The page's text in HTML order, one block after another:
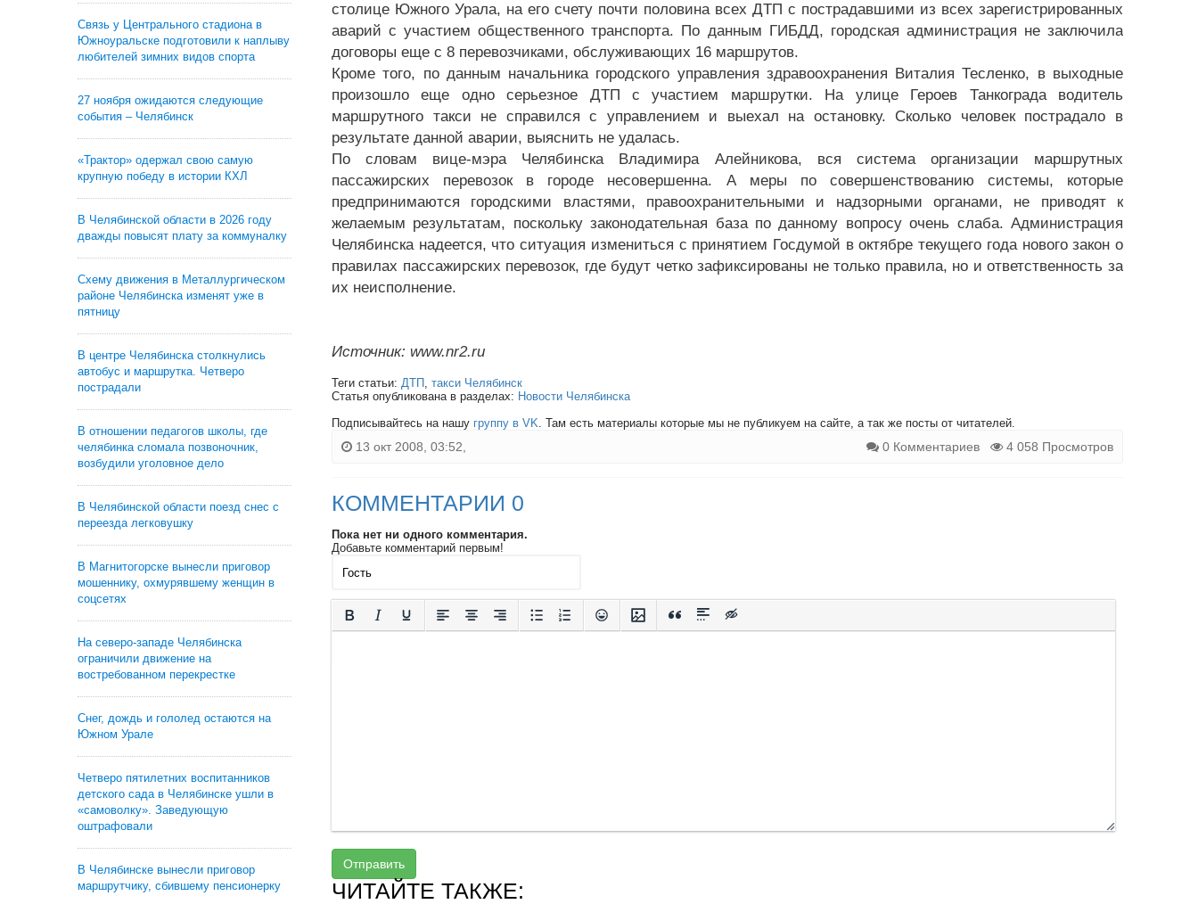
Связь у Центрального стадиона в
Южноуральске подготовили к наплыву
любителей зимних видов спорта
27 ноября ожидаются следующие
события – Челябинск
«Трактор» одержал свою самую
крупную победу в истории КХЛ
В Челябинской области в 2026 году
дважды повысят плату за коммуналку
Схему движения в Металлургическом
районе Челябинска изменят уже в
пятницу
В центре Челябинска столкнулись
автобус и маршрутка. Четверо
пострадали
В отношении педагогов школы, где
челябинка сломала позвоночник,
возбудили уголовное дело
В Челябинской области поезд снес с
переезда легковушку
В Магнитогорске вынесли приговор
мошеннику, охмурявшему женщин в
соцсетях
На северо-западе Челябинска
ограничили движение на
востребованном перекрестке
Снег, дождь и гололед остаются на
Южном Урале
Четверо пятилетних воспитанников
детского сада в Челябинске ушли в
«самоволку». Заведующую
оштрафовали
В Челябинске вынесли приговор
маршрутчику, сбившему пенсионерку
столице Южного Урала, на его счету почти половина всех ДТП с пострадавшими из всех зарегистрированных
аварий с участием общественного транспорта. По данным ГИБДД, городская администрация не заключила
договоры еще с 8 перевозчиками, обслуживающих 16 маршрутов.
Кроме того, по данным начальника городского управления здравоохранения Виталия Тесленко, в выходные
произошло еще одно серьезное ДТП с участием маршрутки. На улице Героев Танкограда водитель
маршрутного такси не справился с управлением и выехал на остановку. Сколько человек пострадало в
результате данной аварии, выяснить не удалась.
По словам вице-мэра Челябинска Владимира Алейникова, вся система организации маршрутных
пассажирских перевозок в городе несовершенна. А меры по совершенствованию системы, которые
предпринимаются городскими властями, правоохранительными и надзорными органами, не приводят к
желаемым результатам, поскольку законодательная база по данному вопросу очень слаба. Администрация
Челябинска надеется, что ситуация измениться с принятием Госдумой в октябре текущего года нового закон о
правилах пассажирских перевозок, где будут четко зафиксированы не только правила, но и ответственность за
их неисполнение.
Источник: www.nr2.ru
Теги статьи: ДТП , такси Челябинск
Статья опубликована в разделах: Новости Челябинска
Подписывайтесь на нашу группу в VK. Там есть материалы которые мы не публикуем на сайте, а так же посты от читателей.
13 окт 2008, 03:52, 0 Комментариев 4 058 Просмотров
КОММЕНТАРИИ 0
Пока нет ни одного комментария.
Добавьте комментарий первым!
Отправить
ЧИТАЙТЕ ТАКЖЕ: